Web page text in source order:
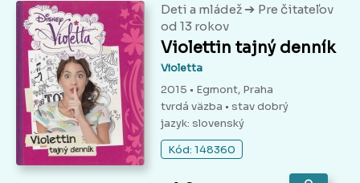
Deti a mládež ➔ Pre čitateľov
od 13 rokov
Violettin tajný denník
Violetta
2015 • Egmont, Praha
tvrdá väzba • stav dobrý
jazyk: slovenský
Kód: 148360